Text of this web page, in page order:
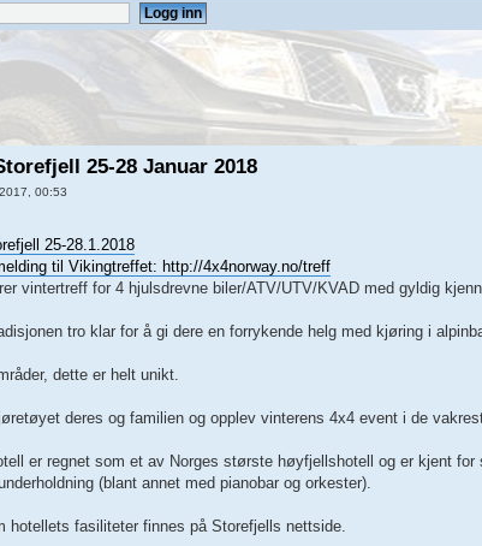
25-28 Januar 2018
00:53
25-28.1.2018
til Vikingtreffet: http://4x4norway.no/treff
vintertreff for 4 hjulsdrevne biler/ATV/UTV/KVAD med gyldig
tro klar for å gi dere en forrykende helg med kjøring i
dette er helt unikt.
deres og familien og opplev vinterens 4x4 event i de
er regnet som et av Norges største høyfjellshotell og er kjent
(blant annet med pianobar og orkester).
hotellets fasiliteter finnes på Storefjells nettside.